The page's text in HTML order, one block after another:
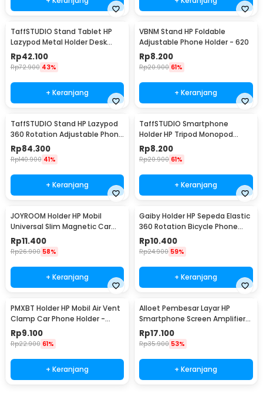
TaffSTUDIO Stand Tablet HP
Lazypod Metal Holder Desk
Clamp 6-8 Inch - D9
Rp42.100
Rp72.900 43%
+ Keranjang
VBNM Stand HP Foldable
Adjustable Phone Holder - 620
Rp8.200
Rp20.900 61%
+ Keranjang
TaffSTUDIO Stand HP Lazypod
360 Rotation Adjustable Phone
Holder - GH027
Rp84.300
Rp140.900 41%
+ Keranjang
TaffSTUDIO Smartphone
Holder HP Tripod Monopod
Clamp Mount 1/4 Thread -
F360
Rp8.200
Rp20.900 61%
+ Keranjang
JOYROOM Holder HP Mobil
Universal Slim Magnetic Car
Phone Holder - F6
Rp11.400
Rp26.900 58%
+ Keranjang
Gaiby Holder HP Sepeda Elastic
360 Rotation Bicycle Phone
Holder - B07
Rp10.400
Rp24.900 59%
+ Keranjang
PMXBT Holder HP Mobil Air Vent
Clamp Car Phone Holder -
YC001
Rp9.100
Rp22.900 61%
+ Keranjang
Alloet Pembesar Layar HP
Smartphone Screen Amplifier
10 Inch - SY-11
Rp17.100
Rp35.900 53%
+ Keranjang